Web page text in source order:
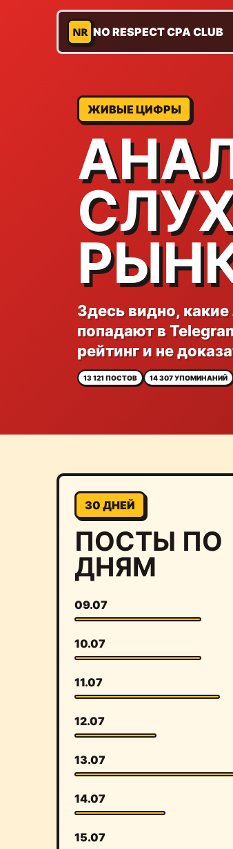
NR NO RESPECT CPA CLUB
ЖИВЫЕ ЦИФРЫ
Здесь видно,
попадают в
рейтинг и не
13 121 ПОСТОВ 14 307 УПОМИНАНИЙ
30 ДНЕЙ
ПОСТЫ ПО
ДНЯМ
09.07
10.07
11.07
12.07
13.07
14.07
15.07